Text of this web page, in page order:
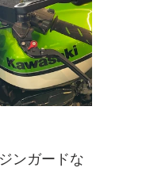
ンガードな